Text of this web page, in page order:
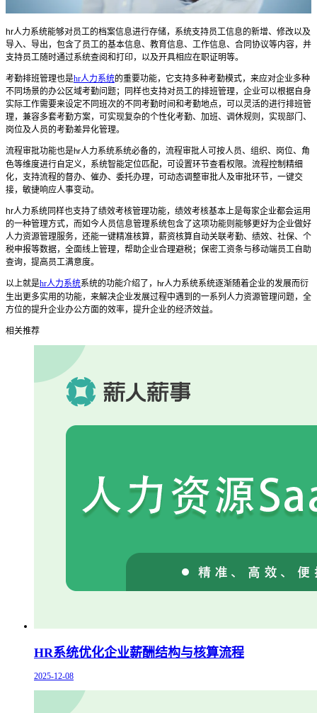
hr人力系统能够对员工的档案信息进行存储，系统支持员工信息的新增、修改以及
导入、导出，包含了员工的基本信息、教育信息、工作信息、合同协议等内容，并
支持员工随时通过系统查阅和打印，以及开具相应在职证明等。
考勤排班管理也是hr人力系统的重要功能，它支持多种考勤模式，来应对企业多种
不同场景的办公区域考勤问题；同样也支持对员工的排班管理，企业可以根据自身
实际工作需要来设定不同班次的不同考勤时间和考勤地点，可以灵活的进行排班管
理， 兼容多套考勤方案，可实现复杂的个性化考勤、加班、调休规则，实现部门、
岗位及人员的考勤差异化管理。
流程审批功能也是hr人力系统系统必备的， 流程审批人可按人员、组织、岗位、角
色等维度进行自定义，系统智能定位匹配，可设置环节查看权限。流程控制精细
化，支持流程的督办、催办、委托办理，可动态调整审批人及审批环节，一键交
接，敏捷响应人事变动。
hr人力系统 同样也支持了绩效考核管理功能，绩效考核基本上是每家企业都会运用
的一种管理方式，而如今人员信息管理系统包含了这项功能则能够更好为企业做好
人力资源管理服务， 还能一键精准核算，薪资核算自动关联考勤、绩效、社保、个
税申报等数据，全面线上管理，帮助企业合理避税；保密工资条与移动端员工自助
查询，提高员工满意度。
以上就是hr人力系统系统的功能介绍了， hr人力系统系统逐渐随着企业的发展而衍
生出更多实用的功能，来解决企业发展过程中遇到的一系列人力资源管理问题， 全
方位的提升企业办公方面的效率， 提升企业的经济效益。
相关推荐
HR系统优化企业薪酬结构与核算流程
2025-12-08